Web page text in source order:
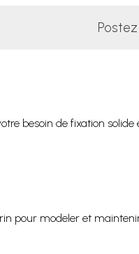
besoin de fixation solide
modeler et